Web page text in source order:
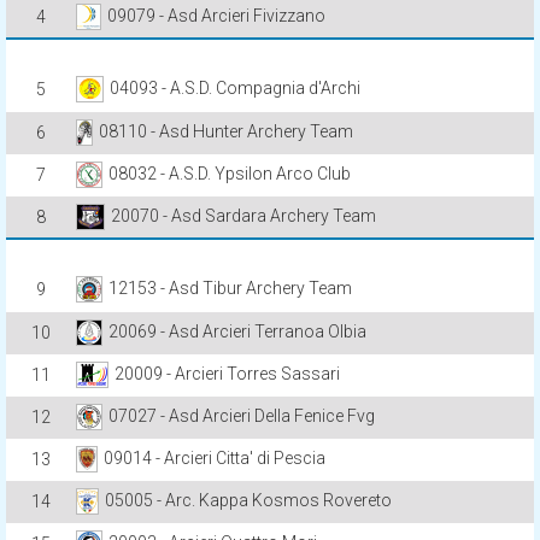
4 09079 - Asd Arcieri Fivizzano
5 04093 - A.S.D. Compagnia d'Archi
6 08110 - Asd Hunter Archery Team
7 08032 - A.S.D. Ypsilon Arco Club
8 20070 - Asd Sardara Archery Team
9 12153 - Asd Tibur Archery Team
10 20069 - Asd Arcieri Terranoa Olbia
11 20009 - Arcieri Torres Sassari
12 07027 - Asd Arcieri Della Fenice Fvg
13 09014 - Arcieri Citta' di Pescia
14 05005 - Arc. Kappa Kosmos Rovereto